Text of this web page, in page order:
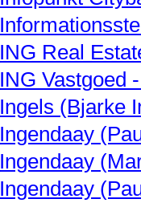
ING Real
ING Vastgoed
Ingels (Bjarke
Ingendaay
Ingendaay
Ingendaay